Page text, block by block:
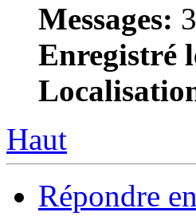
Messages:
Enregistré
Haut
Répondre